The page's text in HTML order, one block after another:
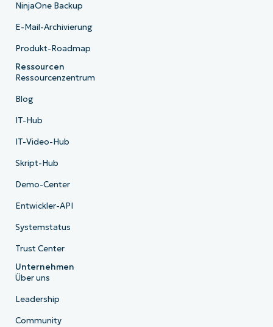
NinjaOne Backup
E-Mail-Archivierung
Produkt-Roadmap
Ressourcen
Ressourcenzentrum
Blog
IT-Hub
IT-Video-Hub
Skript-Hub
Demo-Center
Entwickler-API
Systemstatus
Trust Center
Unternehmen
Über uns
Leadership
Community